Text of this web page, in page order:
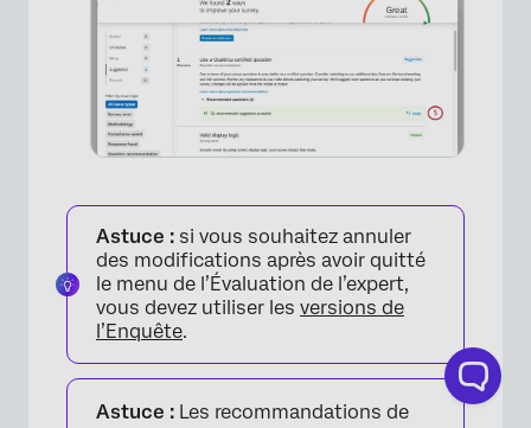
×
Astuce : si vous souhaitez annuler
des modifications après avoir quitté
le menu de l’Évaluation de l’expert,
vous devez utiliser les versions de
l’Enquête.
Astuce : Les recommandations de